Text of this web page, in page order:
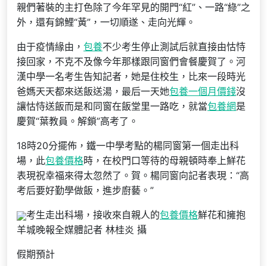
親們著裝的主打色除了今年罕見的開門“紅”、一路“綠”之
外，還有錦鯉“黃”，一切順遂、走向光輝。
由于疫情緣由， 包養不少考生停止測試后就直接由怙恃
接回家，不克不及像今年那樣跟同窗們會餐慶賀了。河
漢中學一名考生告知記者，她是住校生，比來一段時光
爸媽天天都來送飯送湯，最后一天她包養一個月價錢沒
讓怙恃送飯而是和同窗在飯堂里一路吃，就當包養網是
慶賀“葉教員。解鎖”高考了。
18時20分擺佈，鐵一中學考點的楊同窗第一個走出科
場，此包養價格時，在校門口等待的母親頓時奉上鮮花
表現祝幸福來得太忽然了。賀。楊同窗向記者表現：“高
考后要好勤學做飯，進步廚藝。”
考生走出科場，接收來自親人的包養價格鮮花和擁抱
羊城晚報全媒體記者 林桂炎 攝
假期預計